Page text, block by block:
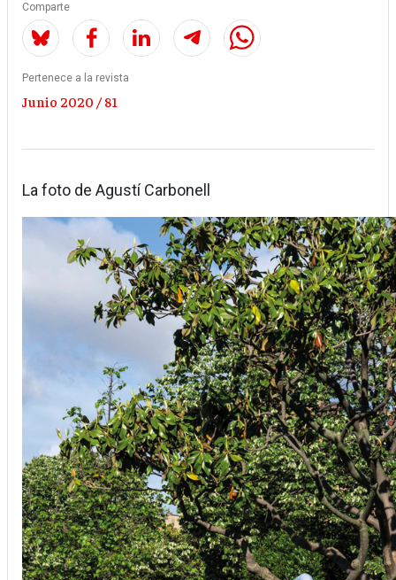
Comparte
Pertenece a la revista
Junio 2020 / 81
La foto de Agustí Carbonell